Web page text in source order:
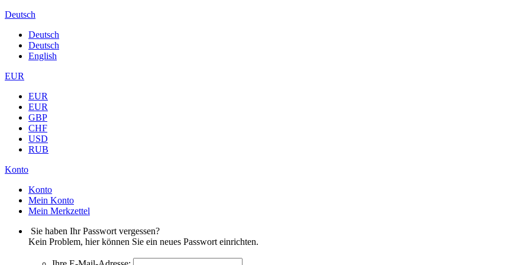
Deutsch
Deutsch
Deutsch
English
EUR
EUR
EUR
GBP
CHF
USD
RUB
Konto
Konto
Mein Konto
Mein Merkzettel
Sie haben Ihr Passwort vergessen?
Kein Problem, hier können Sie ein neues Passwort einrichten.